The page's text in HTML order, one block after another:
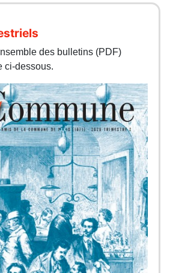
des bulletins (PDF)
ci-dessous.